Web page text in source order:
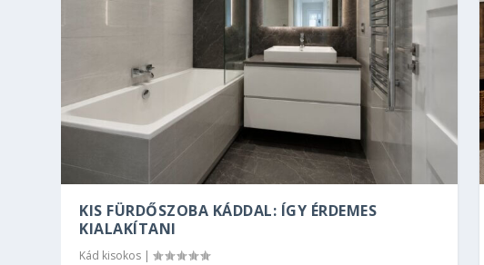
KIS FÜRDŐSZOBA KÁDDAL: ÍGY ÉRDEMES
KIALAKÍTANI
Kád kisokos |